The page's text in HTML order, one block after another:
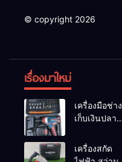
© copyright 2026
เรื่องมาใหม่
เครื่องมือช่าง
เก็บเงินปลาย
เครื่องสกัด